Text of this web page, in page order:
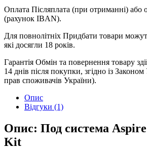
Оплата Післяплата (при отриманні) або
(рахунок IBAN).
Для повнолітніх Придбати товари
які досягли 18 років.
Гарантія Обмін та повернення товару
14 днів після покупки, згідно із
прав споживачів України).
Опис
Відгуки (1)
Опис: Под система
Kit